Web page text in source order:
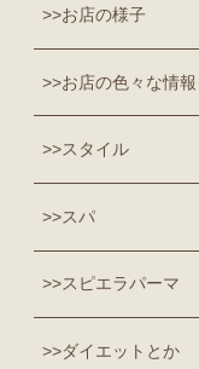
お店の様子
お店の色々な情報
スタイル
スパ
スピエラパーマ
ダイエットとか